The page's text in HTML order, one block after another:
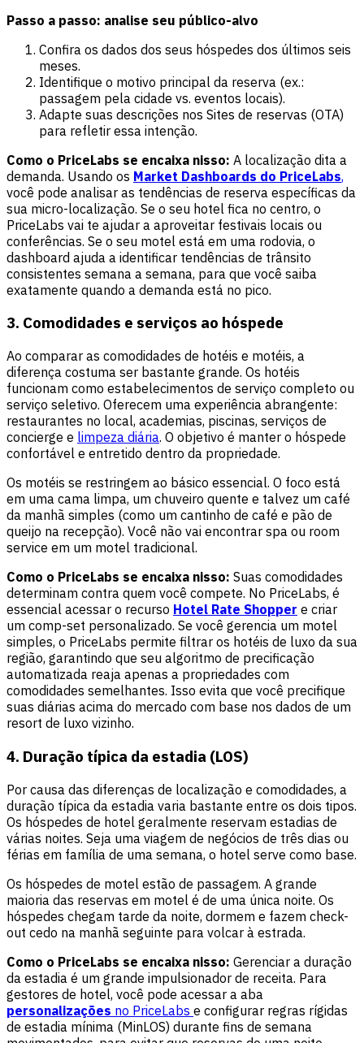
Passo a passo: analise seu público-alvo
Confira os dados dos seus hóspedes dos últimos seis
meses.
Identifique o motivo principal da reserva (ex.:
passagem pela cidade vs. eventos locais).
Adapte suas descrições nos Sites de reservas (OTA)
para refletir essa intenção.
Como o PriceLabs se encaixa nisso: A localização dita a
demanda. Usando os Market Dashboards do PriceLabs,
você pode analisar as tendências de reserva específicas da
sua micro-localização. Se o seu hotel fica no centro, o
PriceLabs vai te ajudar a aproveitar festivais locais ou
conferências. Se o seu motel está em uma rodovia, o
dashboard ajuda a identificar tendências de trânsito
consistentes semana a semana, para que você saiba
exatamente quando a demanda está no pico.
3. Comodidades e serviços ao hóspede
Ao comparar as comodidades de hotéis e motéis, a
diferença costuma ser bastante grande. Os hotéis
funcionam como estabelecimentos de serviço completo ou
serviço seletivo. Oferecem uma experiência abrangente:
restaurantes no local, academias, piscinas, serviços de
concierge e limpeza diária. O objetivo é manter o hóspede
confortável e entretido dentro da propriedade.
Os motéis se restringem ao básico essencial. O foco está
em uma cama limpa, um chuveiro quente e talvez um café
da manhã simples (como um cantinho de café e pão de
queijo na recepção). Você não vai encontrar spa ou room
service em um motel tradicional.
Como o PriceLabs se encaixa nisso: Suas comodidades
determinam contra quem você compete. No PriceLabs, é
essencial acessar o recurso Hotel Rate Shopper e criar
um comp-set personalizado. Se você gerencia um motel
simples, o PriceLabs permite filtrar os hotéis de luxo da sua
região, garantindo que seu algoritmo de precificação
automatizada reaja apenas a propriedades com
comodidades semelhantes. Isso evita que você precifique
suas diárias acima do mercado com base nos dados de um
resort de luxo vizinho.
4. Duração típica da estadia (LOS)
Por causa das diferenças de localização e comodidades, a
duração típica da estadia varia bastante entre os dois tipos.
Os hóspedes de hotel geralmente reservam estadias de
várias noites. Seja uma viagem de negócios de três dias ou
férias em família de uma semana, o hotel serve como base.
Os hóspedes de motel estão de passagem. A grande
maioria das reservas em motel é de uma única noite. Os
hóspedes chegam tarde da noite, dormem e fazem check-
out cedo na manhã seguinte para volcar à estrada.
Como o PriceLabs se encaixa nisso: Gerenciar a duração
da estadia é um grande impulsionador de receita. Para
gestores de hotel, você pode acessar a aba
personalizações no PriceLabs e configurar regras rígidas
de estadia mínima (MinLOS) durante fins de semana